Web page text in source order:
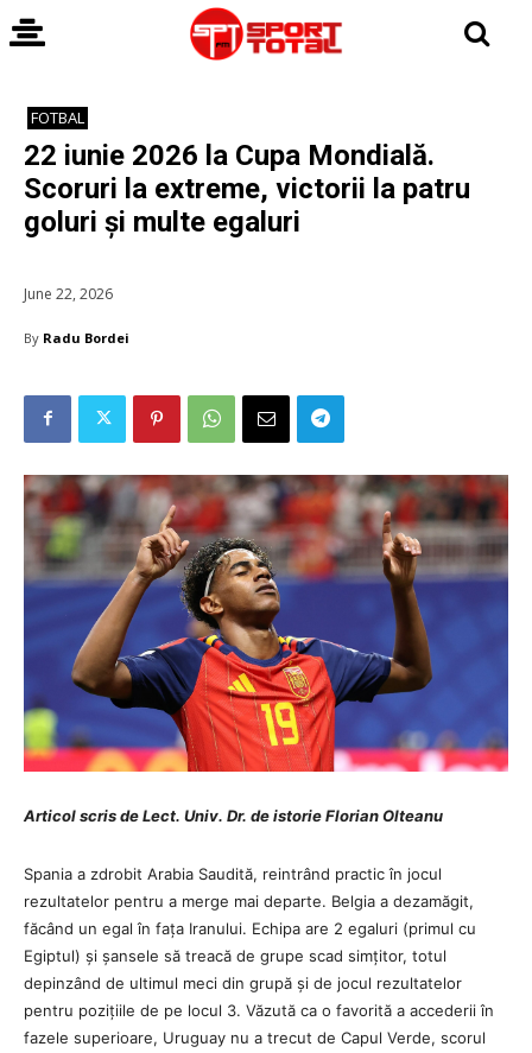
FOTBAL
22 iunie 2026 la Cupa Mondială.
Scoruri la extreme, victorii la patru
goluri și multe egaluri
June 22, 2026
By Radu Bordei
Articol scris de Lect. Univ. Dr. de istorie Florian Olteanu
Spania a zdrobit Arabia Saudită, reintrând practic în jocul
rezultatelor pentru a merge mai departe. Belgia a dezamăgit,
făcând un egal în fața Iranului. Echipa are 2 egaluri (primul cu
Egiptul) și șansele să treacă de grupe scad simțitor, totul
depinzând de ultimul meci din grupă și de jocul rezultatelor
pentru pozițiile de pe locul 3. Văzută ca o favorită a accederii în
fazele superioare, Uruguay nu a trecut de Capul Verde, scorul